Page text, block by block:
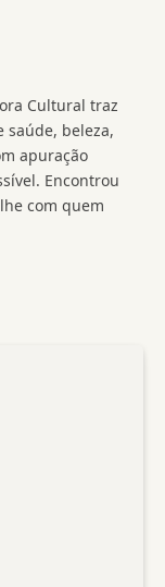
Cultural traz
saúde, beleza,
apuração
Encontrou
com quem